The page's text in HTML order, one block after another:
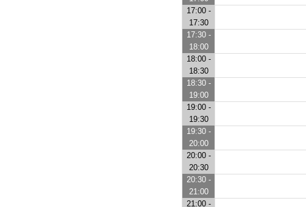
17:00 -
17:30
17:30 -
18:00
18:00 -
18:30
18:30 -
19:00
19:00 -
19:30
19:30 -
20:00
20:00 -
20:30
20:30 -
21:00
21:00 -